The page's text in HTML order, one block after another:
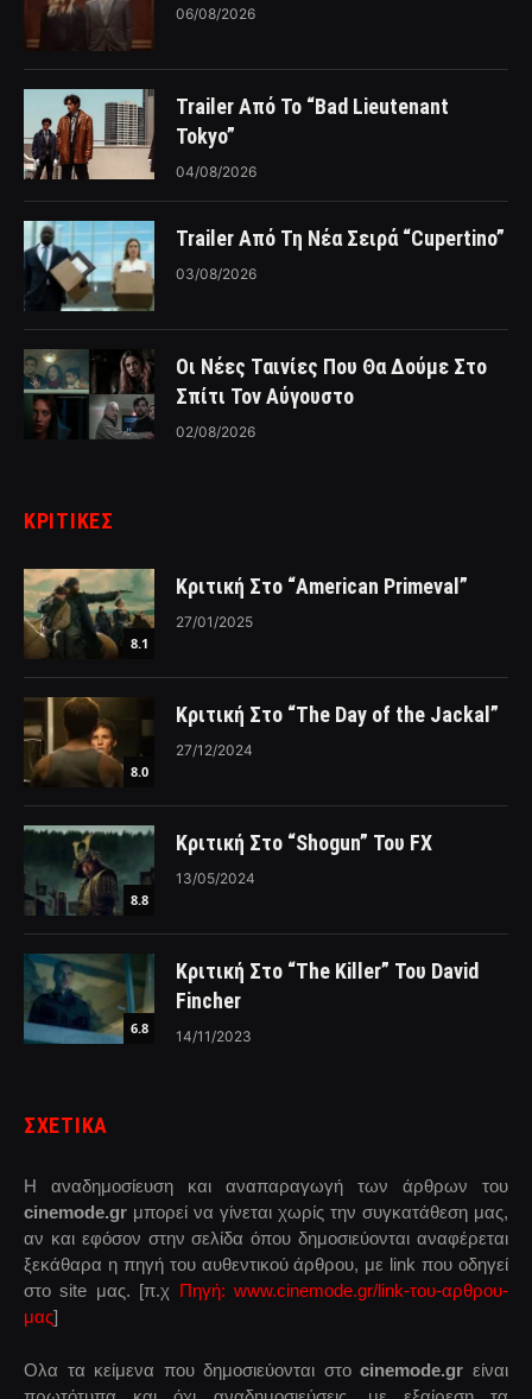
06/08/2026
Trailer Από Το “Bad Lieutenant
Tokyo”
04/08/2026
Trailer Από Τη Νέα Σειρά “Cupertino”
03/08/2026
Οι Νέες Ταινίες Που Θα Δούμε Στο
Σπίτι Τον Αύγουστο
02/08/2026
ΚΡΙΤΙΚΈΣ
8.1
Κριτική Στο “American Primeval”
27/01/2025
8.0
Κριτική Στο “The Day of the Jackal”
27/12/2024
8.8
Κριτική Στο “Shogun” Του FX
13/05/2024
6.8
Κριτική Στο “The Killer” Του David
Fincher
14/11/2023
ΣΧΕΤΙΚΑ
Η αναδημοσίευση και αναπαραγωγή των άρθρων του
cinemode.gr μπορεί να γίνεται χωρίς την συγκατάθεση μας,
αν και εφόσον στην σελίδα όπου δημοσιεύονται αναφέρεται
ξεκάθαρα η πηγή του αυθεντικού άρθρου, με link που οδηγεί
στο site μας. [π.χ Πηγή: www.cinemode.gr/link-του-αρθρου-
μας]
Ολα τα κείμενα που δημοσιεύονται στοcinemode.gr είναι